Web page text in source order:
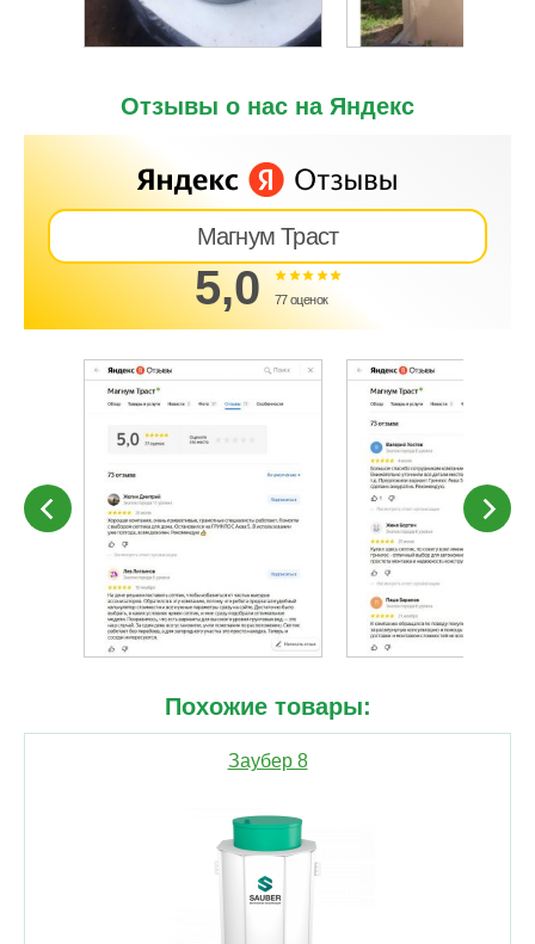
Отзывы о нас на Яндекс
Магнум Траст
5,0 77 оценок
Похожие товары:
Заубер 8